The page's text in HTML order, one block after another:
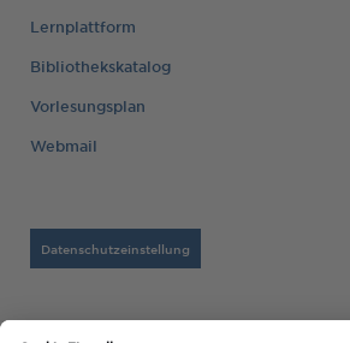
Lernplattform
Bibliothekskatalog
Vorlesungsplan
Webmail
Datenschutzeinstellung